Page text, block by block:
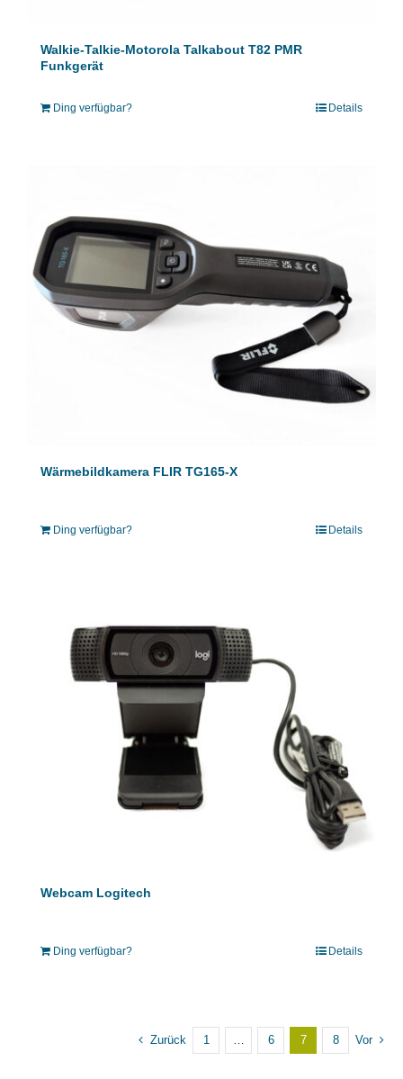
Walkie-Talkie-Motorola Talkabout T82 PMR
Funkgerät
Ding verfügbar? Details
Wärmebildkamera FLIR TG165-X
Ding verfügbar? Details
Webcam Logitech
Ding verfügbar? Details
Zurück 1 … 6 7 8 Vor